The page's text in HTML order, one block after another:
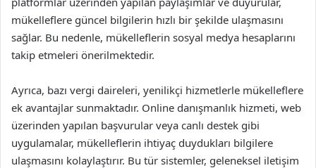
mükelleflere güncel bilgilerin hızlı bir şekilde ulaşmasını
sağlar. Bu nedenle, mükelleflerin sosyal medya hesaplarını
takip etmeleri önerilmektedir.
Ayrıca, bazı vergi daireleri, yenilikçi hizmetlerle mükelleflere
ek avantajlar sunmaktadır. Online danışmanlık hizmeti, web
üzerinden yapılan başvurular veya canlı destek gibi
uygulamalar, mükelleflerin ihtiyaç duydukları bilgilere
ulaşmasını kolaylaştırır. Bu tür sistemler, geleneksel iletişim